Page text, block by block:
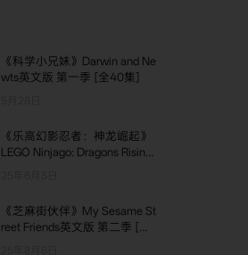
《科学小兄妹》Darwin and Ne
wts英文版 第一季 [全40集]
《乐高幻影忍者：神龙崛起》
LEGO Ninjago: Dragons Rising
《芝麻街伙伴》My Sesame St
reet Friends英文版 第二季 [全1